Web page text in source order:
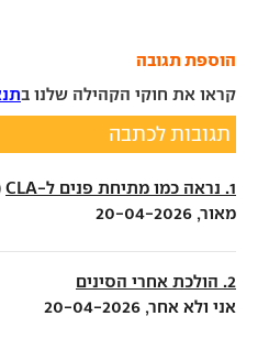
הוספת תגובה
קראו את חוקי הקהילה שלנו ב
תגובות לכתבה
1. נראה כמו מתיחת פנים ל-CLA
מאור, 20-04-2026
2. הולכת אחרי הסינים
אני ולא אחר, 20-04-2026